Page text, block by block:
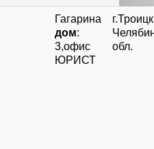
Гагарина
дом:
3,офис
ЮРИСТ
г.Троицк
обл.